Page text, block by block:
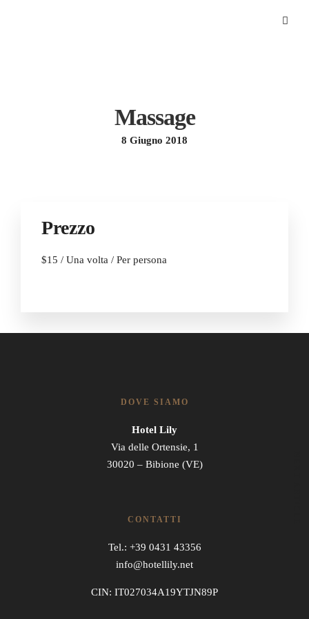
Massage
8 Giugno 2018
Prezzo
$15 / Una volta / Per persona
DOVE SIAMO
Hotel Lily
Via delle Ortensie, 1
30020 – Bibione (VE)
CONTATTI
Tel.: +39 0431 43356
info@hotellily.net
CIN: IT027034A19YTJN89P